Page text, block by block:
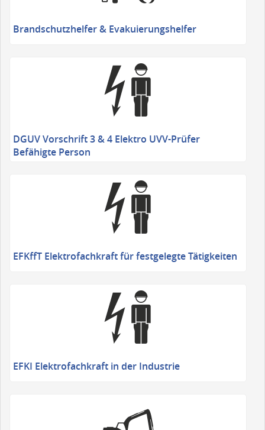
Brandschutzhelfer & Evakuierungshelfer
DGUV Vorschrift 3 & 4 Elektro UVV-Prüfer
Befähigte Person
EFKffT Elektrofachkraft für festgelegte Tätigkeiten
EFKI Elektrofachkraft in der Industrie